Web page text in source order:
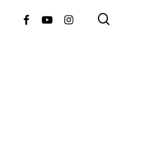
FacebookYoutubeInstagram